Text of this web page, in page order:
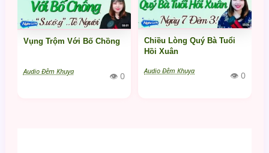
Vụng Trộm Với Bố Chồng
Audio Đêm Khuya 👁 0
Chiều Lòng Quý Bà Tuổi
Hồi Xuân
Audio Đêm Khuya 👁 0